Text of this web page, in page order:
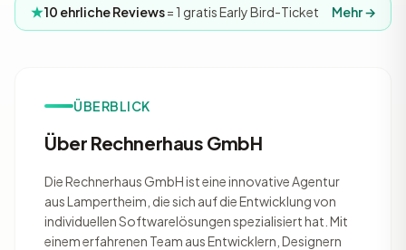
10 ehrliche Reviews= 1 gratis Early Bird-Ticket Mehr →
ÜBERBLICK
Über Rechnerhaus GmbH
Die Rechnerhaus GmbH ist eine innovative Agentur
aus Lampertheim, die sich auf die Entwicklung von
individuellen Softwarelösungen spezialisiert hat. Mit
einem erfahrenen Team aus Entwicklern, Designern